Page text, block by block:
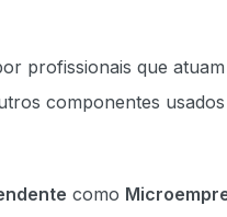
profissionais que
componentes
como